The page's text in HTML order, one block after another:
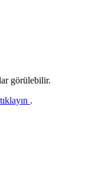
görülebilir.
tıklayın .